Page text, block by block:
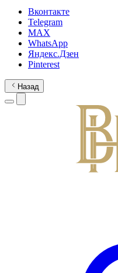
Вконтакте
Telegram
MAX
WhatsApp
Яндекс.Дзен
Pinterest
Назад